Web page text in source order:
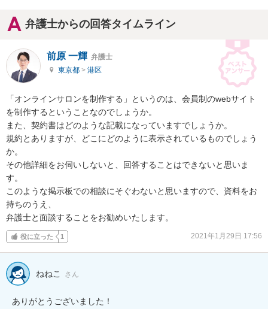
弁護士からの回答タイムライン
前原 一輝 弁護士
東京都 > 港区
「オンラインサロンを制作する」というのは、会員制のwebサイト
を制作するということなのでしょうか。
また、契約書はどのような記載になっていますでしょうか。
規約とありますが、どこにどのように表示されているものでしょう
か。
その他詳細をお伺いしないと、回答することはできないと思いま
す。
このような掲示板での相談にそぐわないと思いますので、資料をお
持ちのうえ、
弁護士と面談することをお勧めいたします。
役に立った 1 2021年1月29日 17:56
ねねこ さん